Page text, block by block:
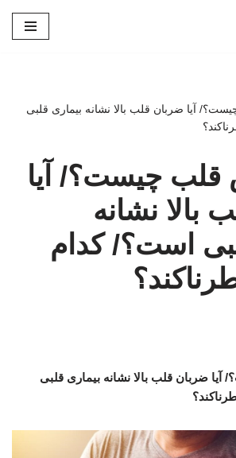
آیا ضربان قلب بالا نشانه بیماری قلبی
چیست؟/ آیا
بالا نشانه
است؟/ کدام
ضربان قلب بالا نشانه بیماری قلبی